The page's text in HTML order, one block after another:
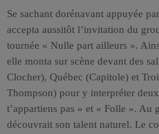
Se sachant dorénavant appuyée
accepta aussitôt l’invitation du
tournée « Nulle part ailleurs ».
elle monta sur scène devant des
Clocher), Québec (Capitole) et
Thompson) pour y interpréter
t’appartiens pas » et « Folle ». Au
découvrait son talent naturel. Le